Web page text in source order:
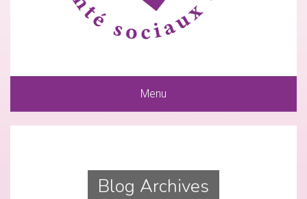
Menu
Blog Archives